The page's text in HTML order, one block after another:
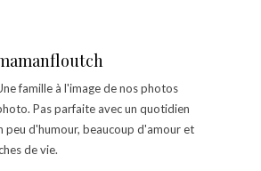
famille à l'image de nos photos
Pas parfaite avec un quotidien
peu d'humour, beaucoup d'amour et
de vie.